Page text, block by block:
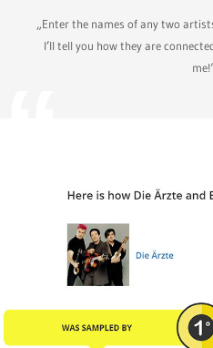
„Enter the names of any two
I’ll tell you how they are